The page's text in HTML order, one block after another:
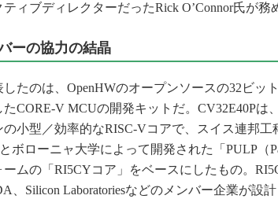
ィブディレクターだったRick O’Connor氏が務
ーの協力の結晶
たのは、OpenHWのオープンソースの32ビッ
CORE-V MCUの開発キットだ。CV32E40Pは
の小型／効率的なRISC-Vコアで、スイス連邦工
とボローニャ大学によって開発された「PULP（
ームの「RI5CYコア」をベースにしたもの。
、Silicon Laboratoriesなどのメンバー企業が設